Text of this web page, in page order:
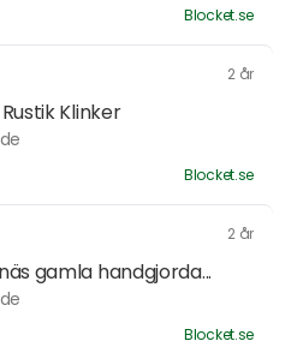
Blocket.se
2 år
Klinker
Blocket.se
2 år
gamla handgjorda...
Blocket.se